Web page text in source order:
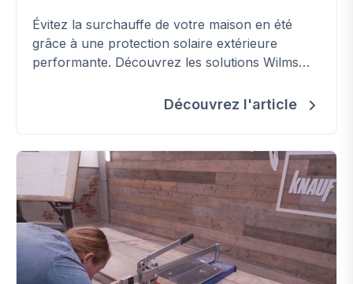
Évitez la surchauffe de votre maison en été
grâce à une protection solaire extérieure
performante. Découvrez les solutions Wilms
besoins en climatisation et préserver la
Découvrez l'article